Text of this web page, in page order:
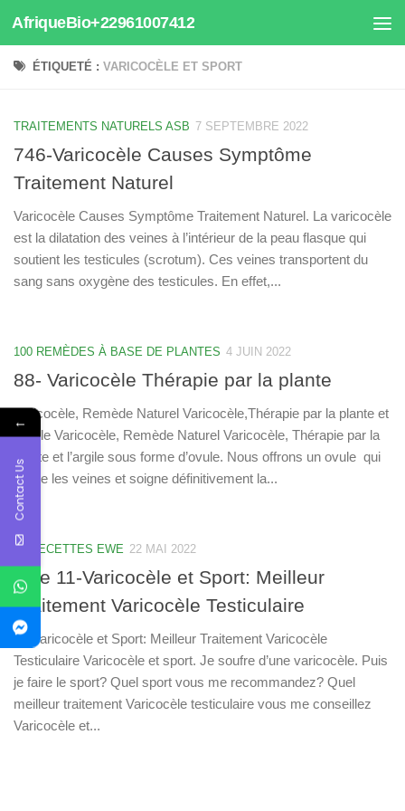
Au dessous du contenu
AfriqueBio+22961007412
ÉTIQUETÉ :VARICOCÈLE ET SPORT
TRAITEMENTS NATURELS ASB 7 SEPTEMBRE 2022
746-Varicocèle Causes Symptôme
Traitement Naturel
Varicocèle Causes Symptôme Traitement Naturel. La varicocèle
est la dilatation des veines à l’intérieur de la peau flasque qui
soutient les testicules (scrotum). Ces veines transportent du
sang sans oxygène des testicules. En effet,...
100 REMÈDES À BASE DE PLANTES 4 JUIN 2022
88- Varicocèle Thérapie par la plante
Varicocèle, Remède Naturel Varicocèle,Thérapie par la plante et
l’argile Varicocèle, Remède Naturel Varicocèle, Thérapie par la
plante et l’argile sous forme d’ovule. Nous offrons un ovule qui
tonifie les veines et soigne définitivement la...
50 RECETTES EWE 22 MAI 2022
Ewe 11-Varicocèle et Sport: Meilleur
Traitement Varicocèle Testiculaire
11-Varicocèle et Sport: Meilleur Traitement Varicocèle
Testiculaire Varicocèle et sport. Je soufre d’une varicocèle. Puis
je faire le sport? Quel sport vous me recommandez? Quel
meilleur traitement Varicocèle testiculaire vous me conseillez
Varicocèle et...
←
Contact Us